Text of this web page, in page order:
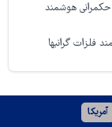
هوشمند
فلزات گرانبها
آمریکا